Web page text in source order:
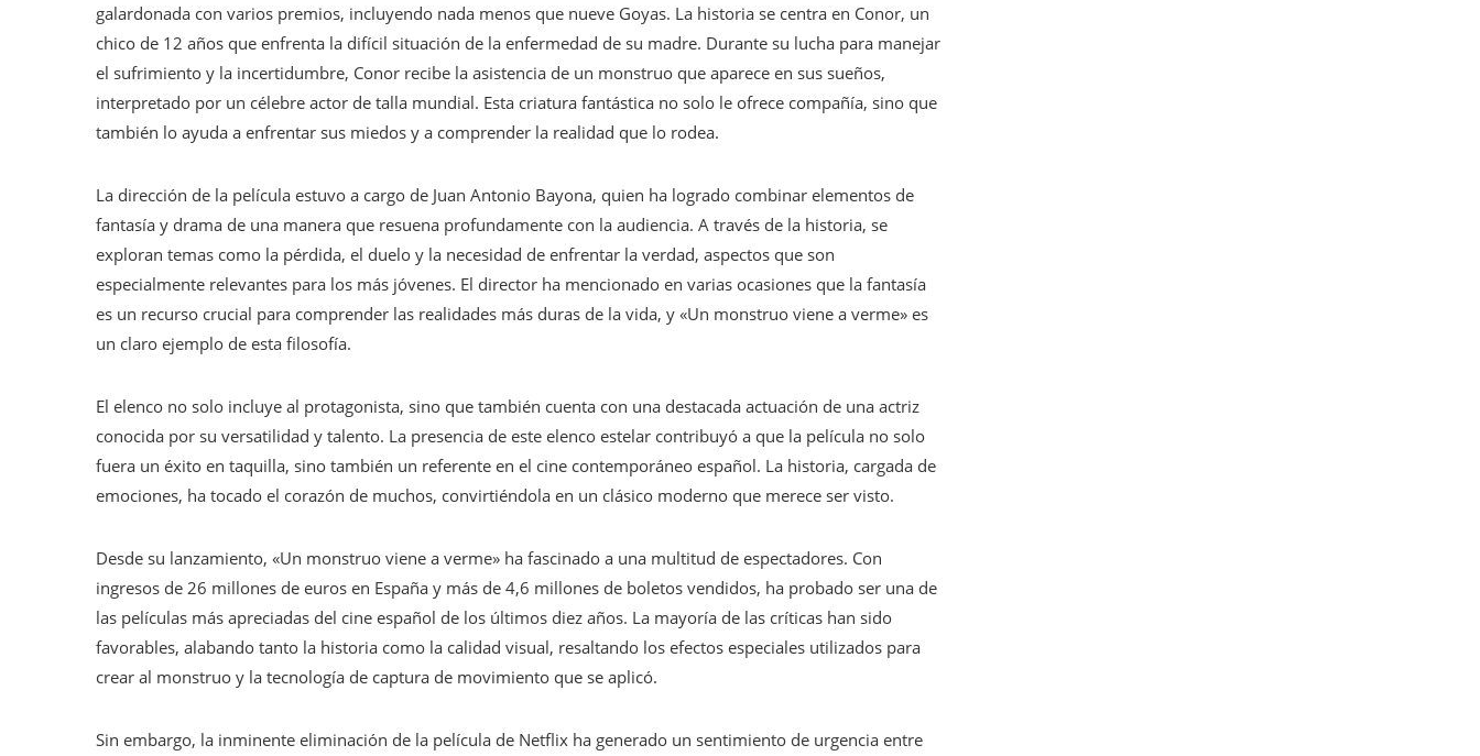
galardonada con varios premios, incluyendo nada menos que nueve Goyas. La historia se centra en Conor, un
chico de 12 años que enfrenta la difícil situación de la enfermedad de su madre. Durante su lucha para manejar
el sufrimiento y la incertidumbre, Conor recibe la asistencia de un monstruo que aparece en sus sueños,
interpretado por un célebre actor de talla mundial. Esta criatura fantástica no solo le ofrece compañía, sino que
también lo ayuda a enfrentar sus miedos y a comprender la realidad que lo rodea.
La dirección de la película estuvo a cargo de Juan Antonio Bayona, quien ha logrado combinar elementos de
fantasía y drama de una manera que resuena profundamente con la audiencia. A través de la historia, se
exploran temas como la pérdida, el duelo y la necesidad de enfrentar la verdad, aspectos que son
especialmente relevantes para los más jóvenes. El director ha mencionado en varias ocasiones que la fantasía
es un recurso crucial para comprender las realidades más duras de la vida, y «Un monstruo viene a verme» es
un claro ejemplo de esta filosofía.
El elenco no solo incluye al protagonista, sino que también cuenta con una destacada actuación de una actriz
conocida por su versatilidad y talento. La presencia de este elenco estelar contribuyó a que la película no solo
fuera un éxito en taquilla, sino también un referente en el cine contemporáneo español. La historia, cargada de
emociones, ha tocado el corazón de muchos, convirtiéndola en un clásico moderno que merece ser visto.
Desde su lanzamiento, «Un monstruo viene a verme» ha fascinado a una multitud de espectadores. Con
ingresos de 26 millones de euros en España y más de 4,6 millones de boletos vendidos, ha probado ser una de
las películas más apreciadas del cine español de los últimos diez años. La mayoría de las críticas han sido
favorables, alabando tanto la historia como la calidad visual, resaltando los efectos especiales utilizados para
crear al monstruo y la tecnología de captura de movimiento que se aplicó.
Sin embargo, la inminente eliminación de la película de Netflix ha generado un sentimiento de urgencia entre